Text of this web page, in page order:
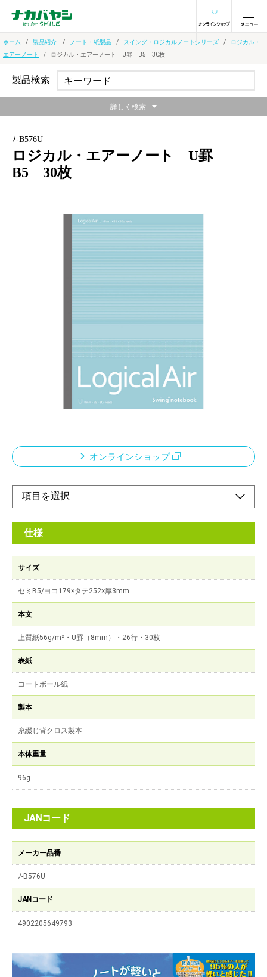
オンラインショ
ホーム 製品紹介 ノート・紙製品 スイング・ロジカルノートシリーズ
ロジカル・
エアーノート
ロジカル・エアーノート U罫 B5 30枚
ﾉ-B576U
ロジカル・エアーノート U罫
B5 30枚
ふんわり軽いノートです。
メーカー希望小売価格：
定番のB5サイズやA6〜A4サイズまで、目的別に同デザインで揃
オンラインショップ
仕様
サイズ
セミB5/ヨコ179×タテ252×厚3mm
本文
上質紙56g/m²・U罫（8mm）・26行・30枚
表紙
コートボール紙
製本
糸綴じ背クロス製本
本体重量
96g
JANコード
メーカー品番
ﾉ-B576U
JANコード
4902205649793
製品検索
詳しく検索